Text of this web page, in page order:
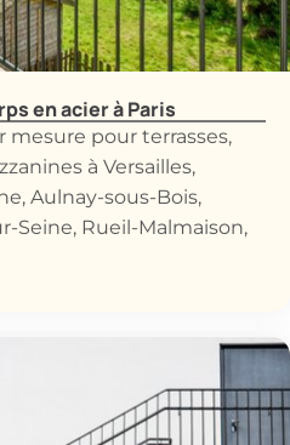
en acier à Paris
mesure pour terrasses,
à Versailles,
Aulnay-sous-Bois,
Seine, Rueil-Malmaison,